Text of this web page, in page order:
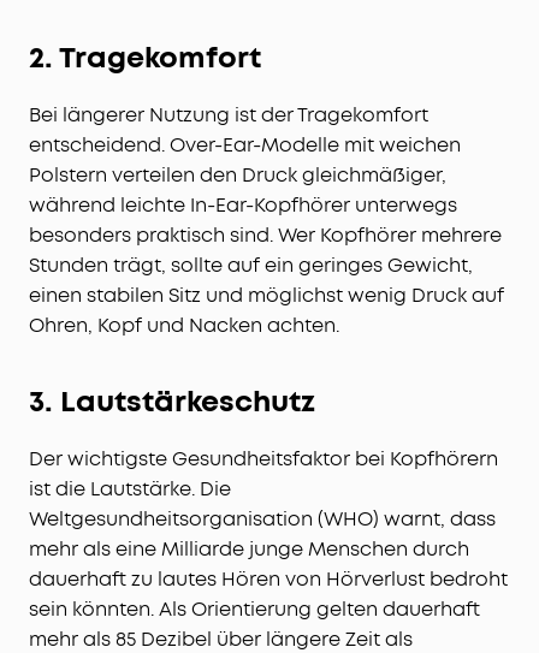
2. Tragekomfort
Bei längerer Nutzung ist der Tragekomfort
entscheidend. Over-Ear-Modelle mit weichen
Polstern verteilen den Druck gleichmäßiger,
während leichte In-Ear-Kopfhörer unterwegs
besonders praktisch sind. Wer Kopfhörer mehrere
Stunden trägt, sollte auf ein geringes Gewicht,
einen stabilen Sitz und möglichst wenig Druck auf
Ohren, Kopf und Nacken achten.
3. Lautstärkeschutz
Der wichtigste Gesundheitsfaktor bei Kopfhörern
ist die Lautstärke. Die
Weltgesundheitsorganisation (WHO) warnt, dass
mehr als eine Milliarde junge Menschen durch
dauerhaft zu lautes Hören von Hörverlust bedroht
sein könnten. Als Orientierung gelten dauerhaft
mehr als 85 Dezibel über längere Zeit als